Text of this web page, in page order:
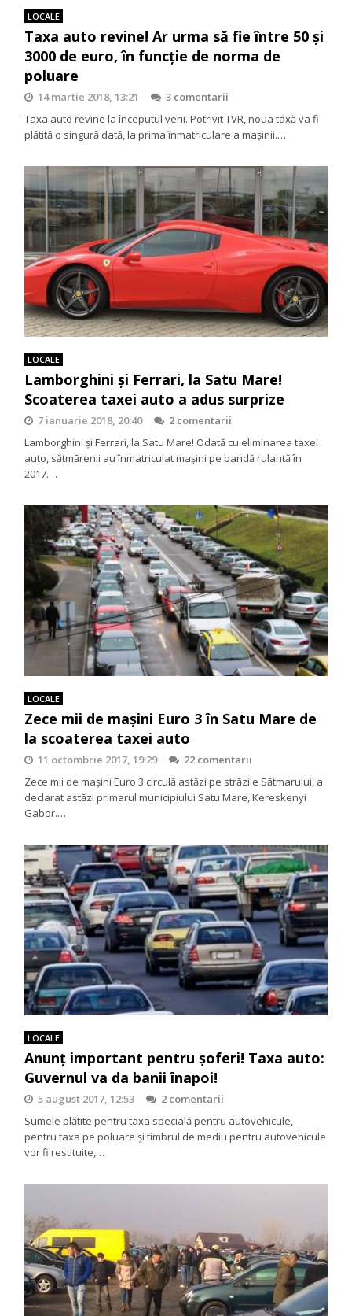
LOCALE
Taxa auto revine! Ar urma să fie între 50 şi
3000 de euro, în funcţie de norma de
poluare
14 martie 2018, 13:21
3 comentarii
Taxa auto revine la începutul verii. Potrivit TVR, noua taxă va fi
plătită o singură dată, la prima înmatriculare a maşinii.…
LOCALE
Lamborghini şi Ferrari, la Satu Mare!
Scoaterea taxei auto a adus surprize
7 ianuarie 2018, 20:40
2 comentarii
Lamborghini şi Ferrari, la Satu Mare! Odată cu eliminarea taxei
auto, sătmărenii au înmatriculat mașini pe bandă rulantă în
2017.…
LOCALE
Zece mii de mașini Euro 3 în Satu Mare de
la scoaterea taxei auto
11 octombrie 2017, 19:29
22 comentarii
Zece mii de mașini Euro 3 circulă astăzi pe străzile Sătmarului, a
declarat astăzi primarul municipiului Satu Mare, Kereskenyi
Gabor.…
LOCALE
Anunț important pentru șoferi! Taxa auto:
Guvernul va da banii înapoi!
5 august 2017, 12:53
2 comentarii
Sumele plătite pentru taxa specială pentru autovehicule,
pentru taxa pe poluare şi timbrul de mediu pentru autovehicule
vor fi restituite,…